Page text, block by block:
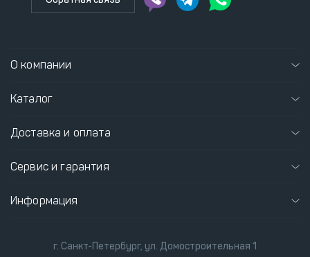
О компании
Каталог
Доставка и оплата
Сервис и гарантия
Информация
г. Санкт-Петербург, ул. Домостроительная 1